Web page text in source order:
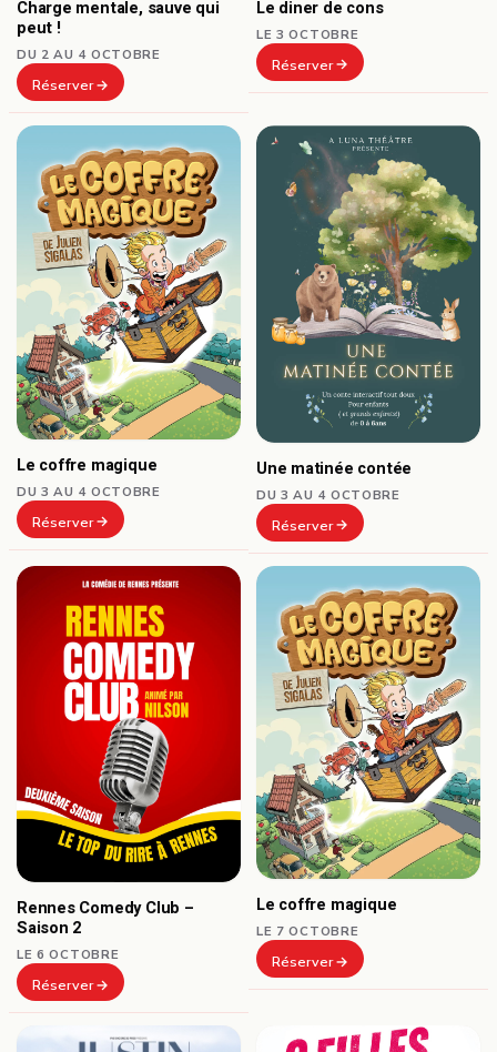
Charge mentale, sauve qui
peut !
DU 2 AU 4 OCTOBRE
Réserver
Le diner de cons
LE 3 OCTOBRE
Réserver
Le coffre magique
DU 3 AU 4 OCTOBRE
Réserver
Une matinée contée
DU 3 AU 4 OCTOBRE
Réserver
Rennes Comedy Club –
Saison 2
LE 6 OCTOBRE
Réserver
Le coffre magique
LE 7 OCTOBRE
Réserver